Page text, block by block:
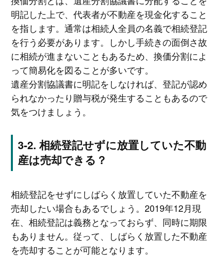
明記した上で、代表者が不動産を現金化すること
を指します。通常は相続人全員の名義で相続登記
を行う必要があります。しかし手続きの面倒さ故
に相続が進まないこともあるため、換価分割によ
って簡易化を図ることが多いです。
遺産分割協議書に明記をしなければ、登記が認め
られなかったり贈与税が発生することもあるので
気をつけましょう。
相続登記せずに放置していた不動
産は売却できる？
相続登記をせずにしばらく放置していた不動産を
売却したい場合もあるでしょう。2019年12月現
在、相続登記は義務となっておらず、同時に期限
もありません。従って、しばらく放置した不動産
を売却することが可能となります。